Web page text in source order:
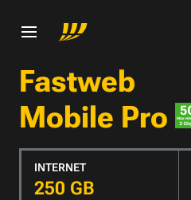
Fastweb
Mobile Pro
INTERNET
250 GB